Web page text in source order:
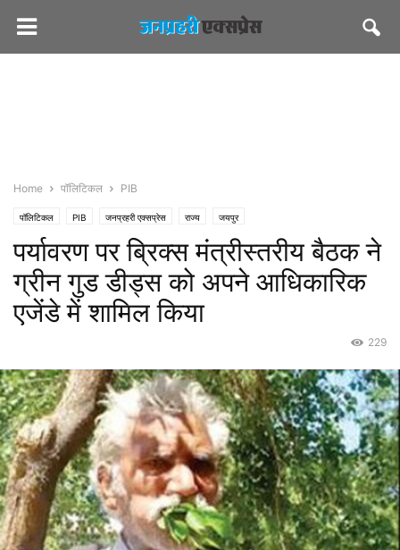
Home पॉलिटिकल PIB
पॉलिटिकल PIB जनप्रहरी एक्सप्रेस राज्य जयपुर
पर्यावरण पर ब्रिक्‍स मंत्रीस्‍तरीय बैठक ने
ग्रीन गुड डीड्स को अपने आधिकारिक
एजेंडे में शामिल किया
229